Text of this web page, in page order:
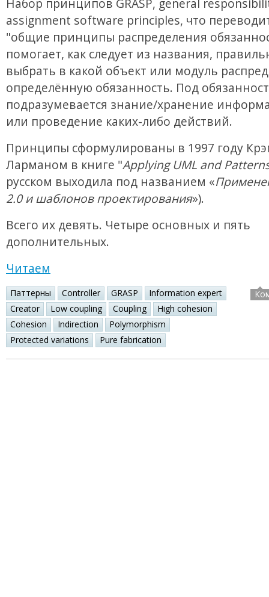
Набор принципов GRASP, general
assignment software principles, что
"общие принципы распределения
помогает, как следует из названия,
выбрать в какой объект или модуль
определённую обязанность. Под
подразумевается знание/хранение
или проведение каких-либо действий.
Принципы сформулированы в 1997 году
Ларманом в книге "Applying UML and
русском выходила под названием «
2.0 и шаблонов проектирования»).
Всего их девять. Четыре основных и пять
дополнительных.
Читаем
Паттерны Controller GRASP
Information expert
Creator
Low coupling Coupling
High cohesion
Cohesion
Indirection
Polymorphism
Protected variations
Pure fabrication